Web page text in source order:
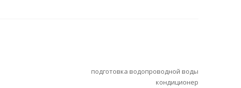
подготовка водопроводной воды
кондиционер